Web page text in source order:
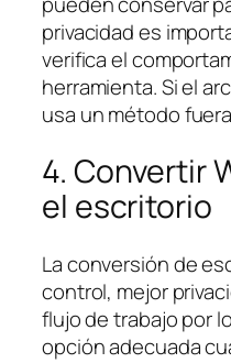
privacidad es
verifica el
herramienta. Si el
usa un método
4. Convertir
el escritorio
La conversión de
control, mejor
flujo de trabajo por
opción adecuada